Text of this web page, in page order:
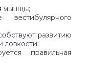
мышцы;
вестибулярного
развитию
ловкости;
правильная